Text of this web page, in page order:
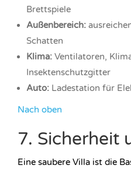
Brettspiele
Außenbereich:
Schatten
Klima: Ventilatoren,
Insektenschutzgitter
Auto: Ladestation für
Nach oben
7. Sicherheit
Eine saubere Villa ist die